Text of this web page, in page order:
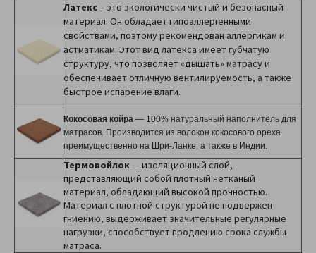
Латекс– это экологически чистый и безопасный
материал. Он обладает гипоаллергенными
свойствами, поэтому рекомендован аллергикам и
астматикам. Этот вид латекса имеет губчатую
структуру, что позволяет «дышать» матрасу и
обеспечивает отличную вентилируемость, а также
быстрое испарение влаги.
Кокосовая койра — 100% натуральный наполнитель для
матрасов. Производится из волокон кокосового ореха
преимущественно на Шри-Ланке, а также в Индии.
Термовойлок— изоляционный слой,
представляющий собой плотный нетканый
материал, обладающий высокой прочностью.
Материал с плотной структурой не подвержен
гниению, выдерживает значительные регулярные
нагрузки, способствует продлению срока службы
матраса.